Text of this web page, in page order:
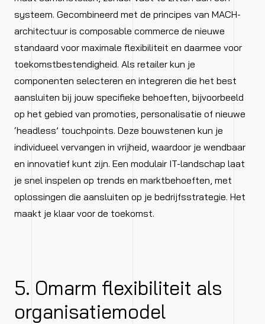
systeem. Gecombineerd met de principes van MACH-
architectuur is composable commerce de nieuwe
standaard voor maximale flexibiliteit en daarmee voor
toekomstbestendigheid. Als retailer kun je
componenten selecteren en integreren die het best
aansluiten bij jouw specifieke behoeften, bijvoorbeeld
op het gebied van promoties, personalisatie of nieuwe
‘headless’ touchpoints. Deze bouwstenen kun je
individueel vervangen in vrijheid, waardoor je wendbaar
en innovatief kunt zijn. Een modulair IT-landschap laat
je snel inspelen op trends en marktbehoeften, met
oplossingen die aansluiten op je bedrijfsstrategie. Het
maakt je klaar voor de toekomst.
5. Omarm flexibiliteit als
organisatiemodel